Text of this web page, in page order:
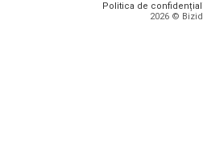
Politica de
2026 ©